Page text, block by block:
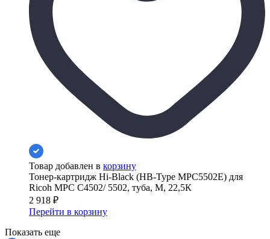
Товар добавлен в корзину
Тонер-картридж Hi-Black (HB-Type MPC5502E) для
Ricoh MPС C4502/ 5502, туба, M, 22,5К
2 918 ₽
Перейти в корзину
Показать еще